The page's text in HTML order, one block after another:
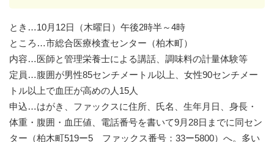
とき…10月12日（木曜日）午後2時半～4時
ところ…市総合医療検査センター（柏木町）
内容…医師と管理栄養士による講話、調味料の計量体験等
定員…腹囲が男性85センチメートル以上、女性90センチメー
トル以上で血圧が高めの人15人
申込…はがき、ファックスに住所、氏名、生年月日、身長・
体重・腹囲・血圧値、電話番号を書いて9月28日までに同セン
ター（柏木町519ー5 ファックス番号：33ー5800）へ。多い